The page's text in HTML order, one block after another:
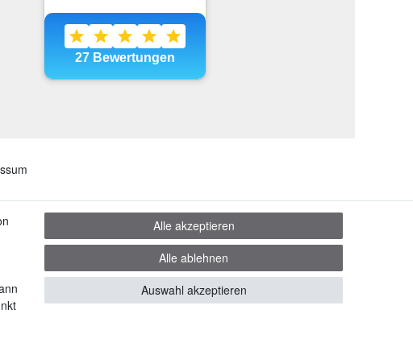
Alle akzeptieren
Alle ablehnen
Auswahl akzeptieren